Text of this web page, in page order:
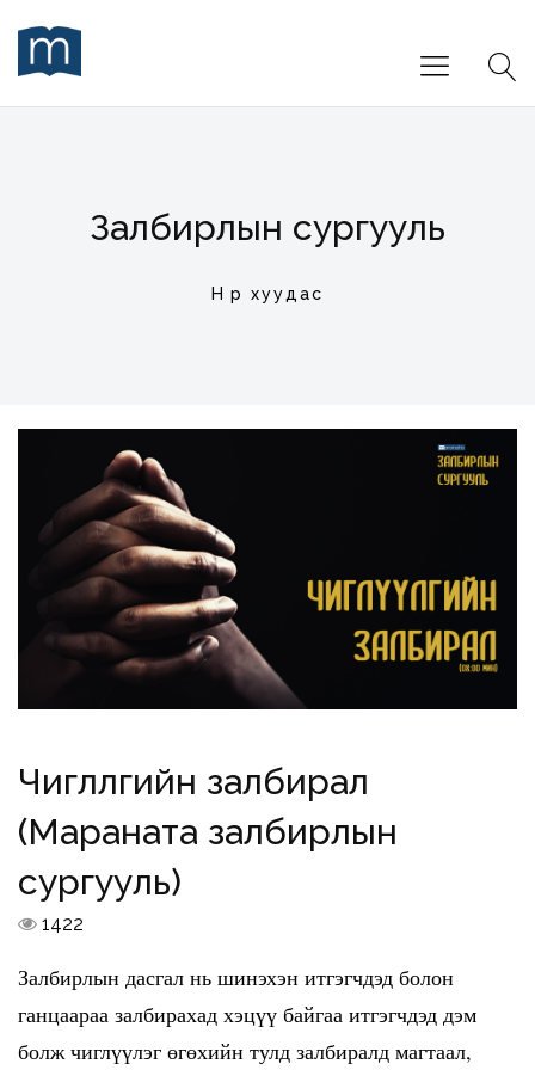
Залбирлын сургууль
Нүүр хуудас
Чиглүүлгийн залбирал
(Мараната залбирлын
сургууль)
1422
Залбирлын дасгал нь шинэхэн итгэгчдэд болон
ганцаараа залбирахад хэцүү байгаа итгэгчдэд дэм
болж чиглүүлэг өгөхийн тулд залбиралд магтаал,